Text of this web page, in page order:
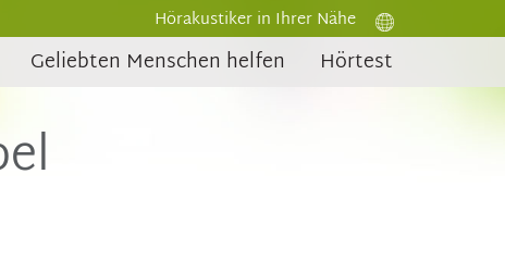
Hörakustiker in Ihrer Nähe
Geliebten Menschen helfen Hörtest